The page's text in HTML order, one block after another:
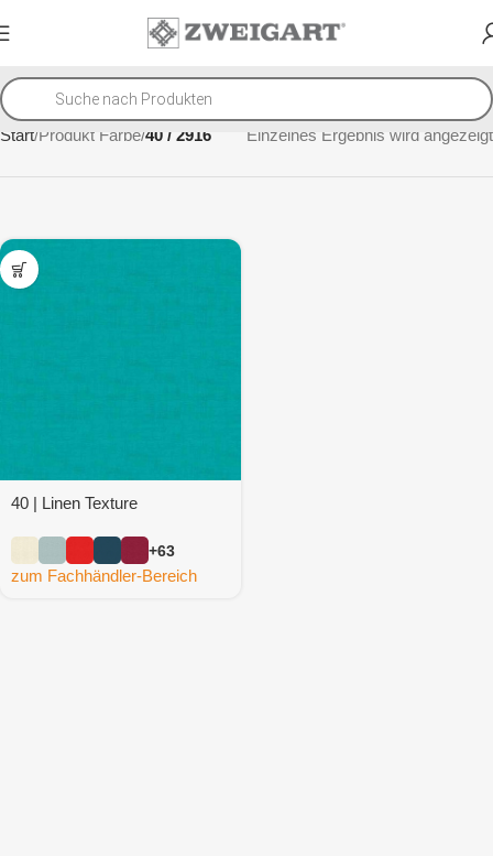
Start Produkt Farbe 40 / 2916 Einzelnes Ergebnis wird angezeigt
40 | Linen Texture
+63
zum Fachhändler-Bereich